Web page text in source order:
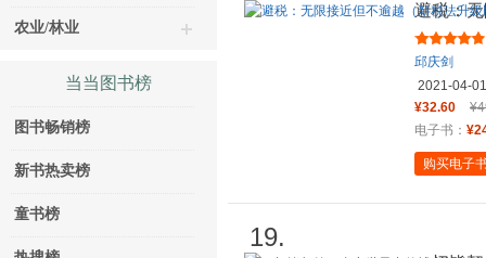
农业/林业
当当图书榜
图书畅销榜
新书热卖榜
童书榜
避税：
版）
邱庆剑
2021-04-01
¥32.60
电子书：
购买电子
19.